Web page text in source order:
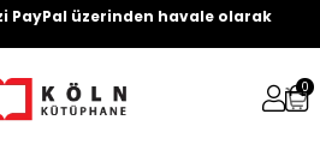
PayPal üzerinden havale olarak
0